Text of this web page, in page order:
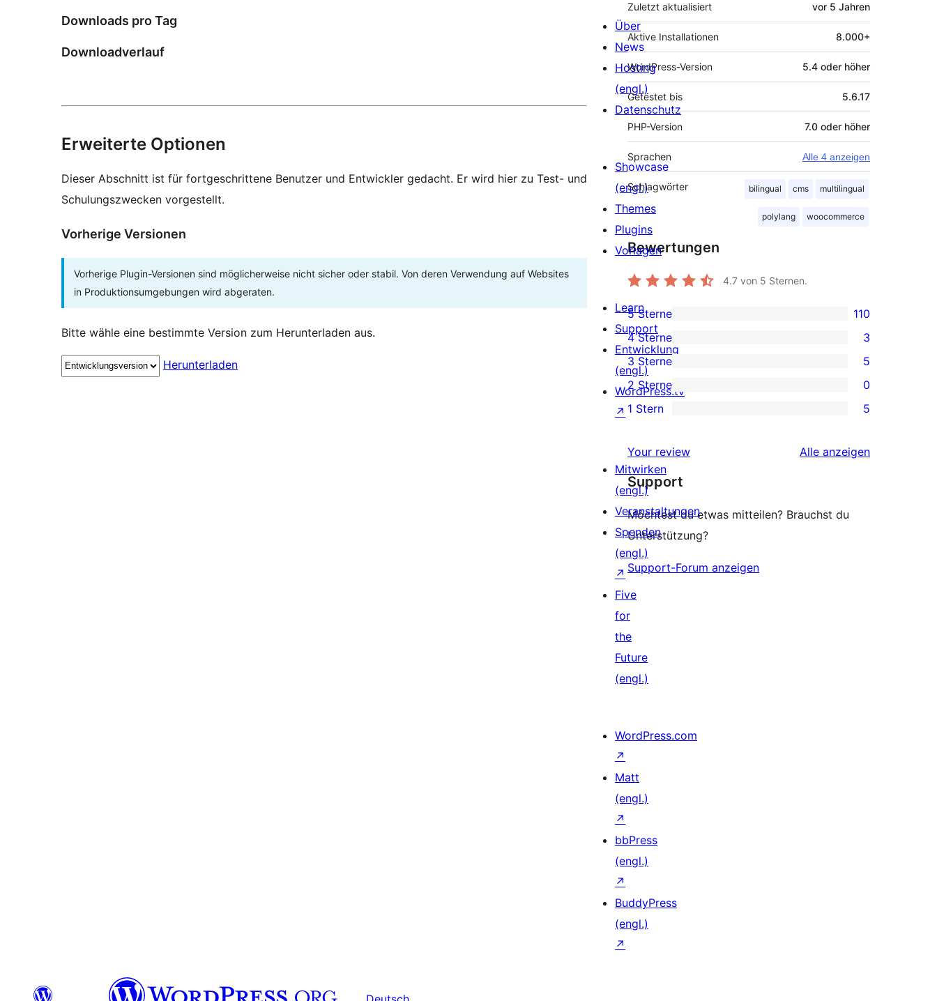
Downloads pro Tag
Downloadverlauf
Erweiterte Optionen
Dieser Abschnitt ist für fortgeschrittene Benutzer und Entwickler gedacht. Er wird hier zu Test- und
Schulungszwecken vorgestellt.
Vorherige Versionen
Vorherige Plugin-Versionen sind möglicherweise nicht sicher oder stabil. Von deren Verwendung auf Websites
in Produktionsumgebungen wird abgeraten.
Bitte wähle eine bestimmte Version zum Herunterladen aus.
Herunterladen
Zuletzt aktualisiert vor 5 Jahren
Aktive Installationen 8.000+
WordPress-Version 5.4 oder höher
Getestet bis 5.6.17
PHP-Version 7.0 oder höher
Sprachen Alle 4 anzeigen
Schlagwörter bilingual cms multilingual
polylang woocommerce
Bewertungen
4.7 von 5 Sternen.
110 5-
Sterne-
Rezensionen
5 Sterne 110
3 4-
Sterne-
Rezensionen
4 Sterne 3
5 3-
Sterne-
Rezensionen
3 Sterne 5
0 2-
Sterne-
2 Sterne 0
5 1-
Rezensionen
1 Stern 5
Your review Alle Rezensionen
anzeigen
Support
Möchtest du etwas mitteilen? Brauchst du
Unterstützung?
Support-Forum anzeigen
Über
News
Hosting
(engl.)
Datenschutz
Showcase
(engl.)
Themes
Plugins
Vorlagen
Learn
Support
Entwicklung
(engl.)
WordPress.tv
↗
Mitwirken
(engl.)
Veranstaltungen
Spenden
(engl.)
↗
Five
for
the
Future
(engl.)
WordPress.com
↗
Matt
(engl.)
↗
bbPress
(engl.)
↗
BuddyPress
(engl.)
↗